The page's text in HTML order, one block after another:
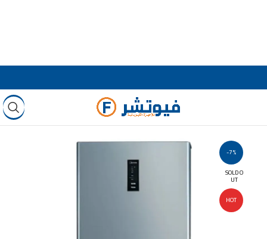
-7%
SOLD O
UT
HOT